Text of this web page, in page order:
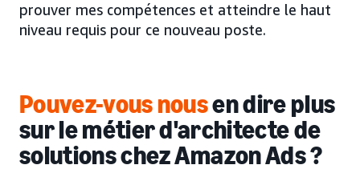
prouver mes compétences et atteindre le haut
niveau requis pour ce nouveau poste.
Pouvez-vous nousen dire plus
sur le métier d'architecte de
solutions chez Amazon Ads ?